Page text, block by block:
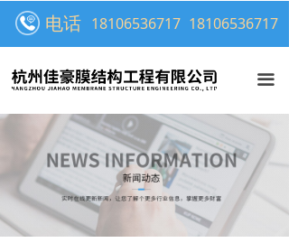
끀
首页
客户案例
新闻中心
在线留言
电话 18106536717 18106536717